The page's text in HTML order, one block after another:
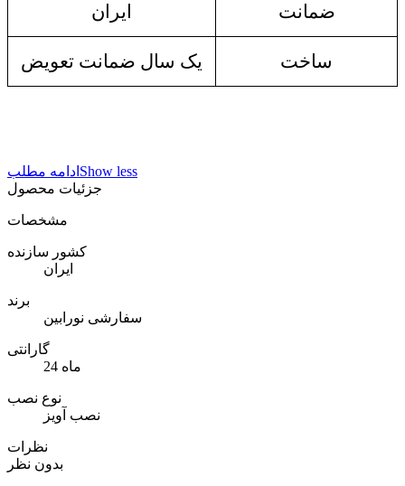
ضمانت ایران
ساخت یک سال ضمانت تعویض
ادامه مطلب Show less
جزئیات محصول
مشخصات
کشور سازنده
ایران
برند
سفارشی نورابین
گارانتی
24 ماه
نوع نصب
نصب آویز
نظرات
بدون نظر